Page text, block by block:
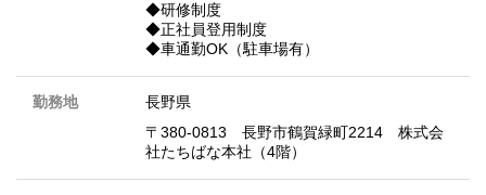
◆研修制度
◆正社員登用制度
◆車通勤OK（駐車場有）
勤務地
長野県
〒380-0813 長野市鶴賀緑町2214 株式会
社たちばな本社（4階）